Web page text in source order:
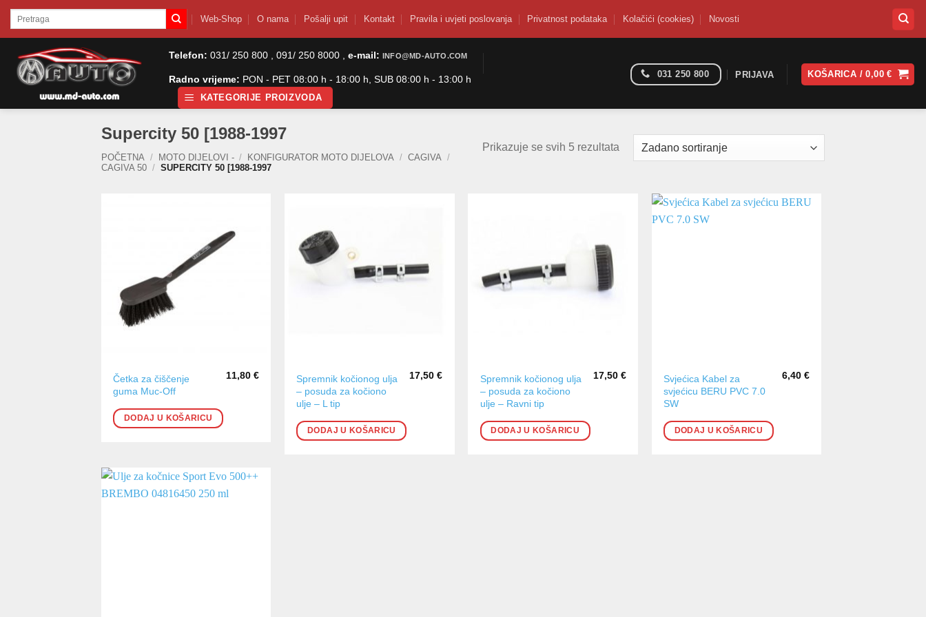
SkipPretraži: Web-Shop O nama Pošalji upit Kontakt Pravila i uvjeti poslovanja Privatnost podataka Kolačići (cookies) Novosti
Telefon: 031/ 250 800 , 091/ 250 8000 , e-mail: INFO@MD-AUTO.COM
Radno vrijeme: PON - PET 08:00 h - 18:00 h, SUB 08:00 h - 13:00 h
KATEGORIJE PROIZVODA
031 250 800 PRIJAVA KOŠARICA /0,00€
Supercity 50 [1988-1997
POČETNA / MOTO DIJELOVI - / KONFIGURATOR MOTO DIJELOVA / CAGIVA /
CAGIVA 50 / SUPERCITY 50 [1988-1997
Prikazuje se svih 5 rezultata
Četka za čiščenje
guma Muc-Off
11,80€
DODAJ U KOŠARICU
Spremnik kočionog ulja
– posuda za kočiono
ulje – L tip
17,50€
DODAJ U KOŠARICU
Spremnik kočionog ulja
– posuda za kočiono
ulje – Ravni tip
17,50 €
DODAJ U KOŠARICU
Svjećica Kabel za
svjećicu BERU PVC 7.0
SW
6,40 €
DODAJ U KOŠARICU